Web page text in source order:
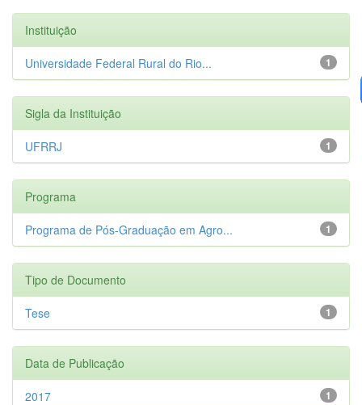
Instituição
1
Universidade Federal Rural do Rio...
Sigla da Instituição
1
UFRRJ
Programa
1
Programa de Pós-Graduação em Agro...
Tipo de Documento
1
Tese
Data de Publicação
1
2017